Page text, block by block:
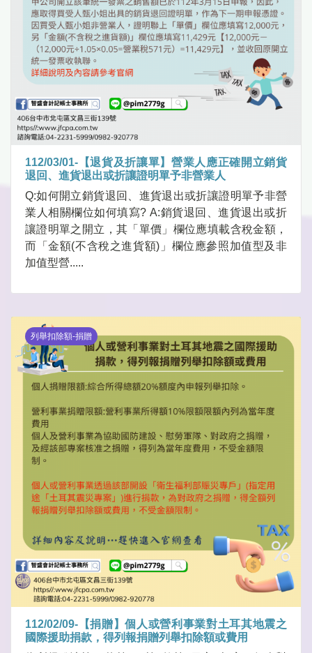
112/03/01-【退貨及折讓單】營業人應正確開立銷貨
退回、進貨退出或折讓證明單予非營業人
Q:如何開立銷貨退回、進貨退出或折讓證明單予非營
業人相關欄位如何填寫? A:銷貨退回、進貨退出或折
讓證明單之開立，其「單價」欄位應填載含稅金額，
而「金額(不含稅之進貨額)」欄位應參照加值型及非
加值型營.....
列舉扣除額-捐贈
112/02/09-【捐贈】個人或營利事業對土耳其地震之
國際援助捐款，得列報捐贈列舉扣除額或費用